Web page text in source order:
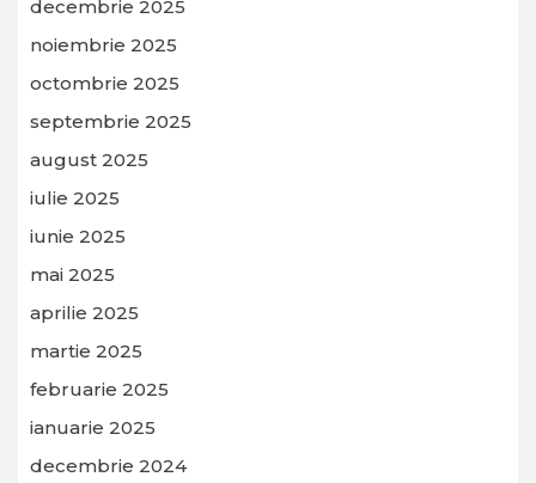
decembrie 2025
noiembrie 2025
octombrie 2025
septembrie 2025
august 2025
iulie 2025
iunie 2025
mai 2025
aprilie 2025
martie 2025
februarie 2025
ianuarie 2025
decembrie 2024